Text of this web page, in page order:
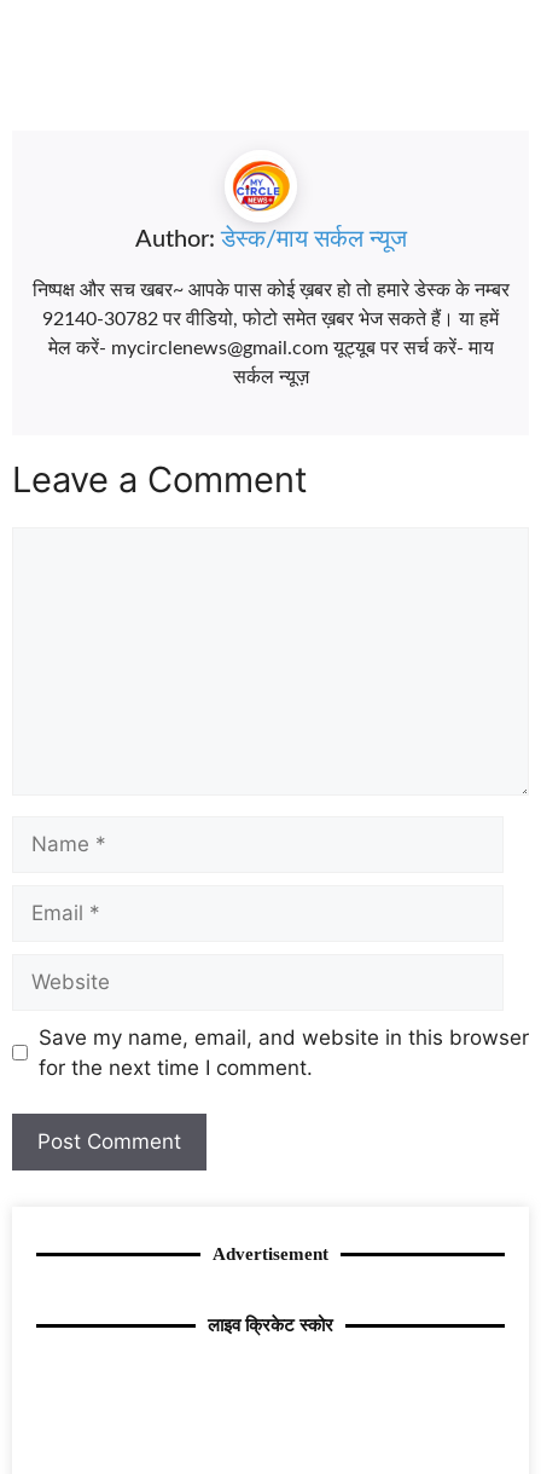
Author:डेस्क/माय सर्कल न्यूज
निष्पक्ष और सच खबर~ आपके पास कोई ख़बर हो तो हमारे डेस्क के नम्बर
92140-30782 पर वीडियो, फोटो समेत ख़बर भेज सकते हैं। या हमें
मेल करें- mycirclenews@gmail.com यूट्यूब पर सर्च करें- माय
सर्कल न्यूज़
Leave a Comment
Save my name, email, and website in this browser
for the next time I comment.
Advertisement
लाइव क्रिकेट स्कोर